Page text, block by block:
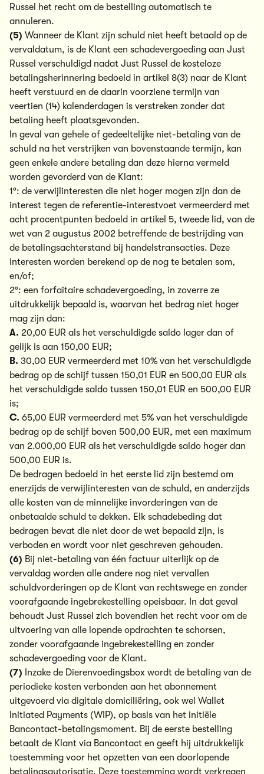
Russel het recht om de bestelling automatisch te
annuleren.
(5) Wanneer de Klant zijn schuld niet heeft betaald op de
vervaldatum, is de Klant een schadevergoeding aan Just
Russel verschuldigd nadat Just Russel de kosteloze
betalingsherinnering bedoeld in artikel 8(3) naar de Klant
heeft verstuurd en de daarin voorziene termijn van
veertien (14) kalenderdagen is verstreken zonder dat
betaling heeft plaatsgevonden.
In geval van gehele of gedeeltelijke niet-betaling van de
schuld na het verstrijken van bovenstaande termijn, kan
geen enkele andere betaling dan deze hierna vermeld
worden gevorderd van de Klant:
1°: de verwijlinteresten die niet hoger mogen zijn dan de
interest tegen de referentie-interestvoet vermeerderd met
acht procentpunten bedoeld in artikel 5, tweede lid, van de
wet van 2 augustus 2002 betreffende de bestrijding van
de betalingsachterstand bij handelstransacties. Deze
interesten worden berekend op de nog te betalen som,
en/of;
2°: een forfaitaire schadevergoeding, in zoverre ze
uitdrukkelijk bepaald is, waarvan het bedrag niet hoger
mag zijn dan:
A. 20,00 EUR als het verschuldigde saldo lager dan of
gelijk is aan 150,00 EUR;
B. 30,00 EUR vermeerderd met 10% van het verschuldigde
bedrag op de schijf tussen 150,01 EUR en 500,00 EUR als
het verschuldigde saldo tussen 150,01 EUR en 500,00 EUR
is;
C. 65,00 EUR vermeerderd met 5% van het verschuldigde
bedrag op de schijf boven 500,00 EUR, met een maximum
van 2.000,00 EUR als het verschuldigde saldo hoger dan
500,00 EUR is.
De bedragen bedoeld in het eerste lid zijn bestemd om
enerzijds de verwijlinteresten van de schuld, en anderzijds
alle kosten van de minnelijke invorderingen van de
onbetaalde schuld te dekken. Elk schadebeding dat
bedragen bevat die niet door de wet bepaald zijn, is
verboden en wordt voor niet geschreven gehouden.
(6) Bij niet-betaling van één factuur uiterlijk op de
vervaldag worden alle andere nog niet vervallen
schuldvorderingen op de Klant van rechtswege en zonder
voorafgaande ingebrekestelling opeisbaar. In dat geval
behoudt Just Russel zich bovendien het recht voor om de
uitvoering van alle lopende opdrachten te schorsen,
zonder voorafgaande ingebrekestelling en zonder
schadevergoeding voor de Klant.
(7) Inzake de Dierenvoedingsbox wordt de betaling van de
periodieke kosten verbonden aan het abonnement
uitgevoerd via digitale domiciliëring, ook wel Wallet
Initiated Payments (WIP), op basis van het initiële
Bancontact-betalingsmoment. Bij de eerste bestelling
betaalt de Klant via Bancontact en geeft hij uitdrukkelijk
toestemming voor het opzetten van een doorlopende
betalingsautorisatie. Deze toestemming wordt verkregen